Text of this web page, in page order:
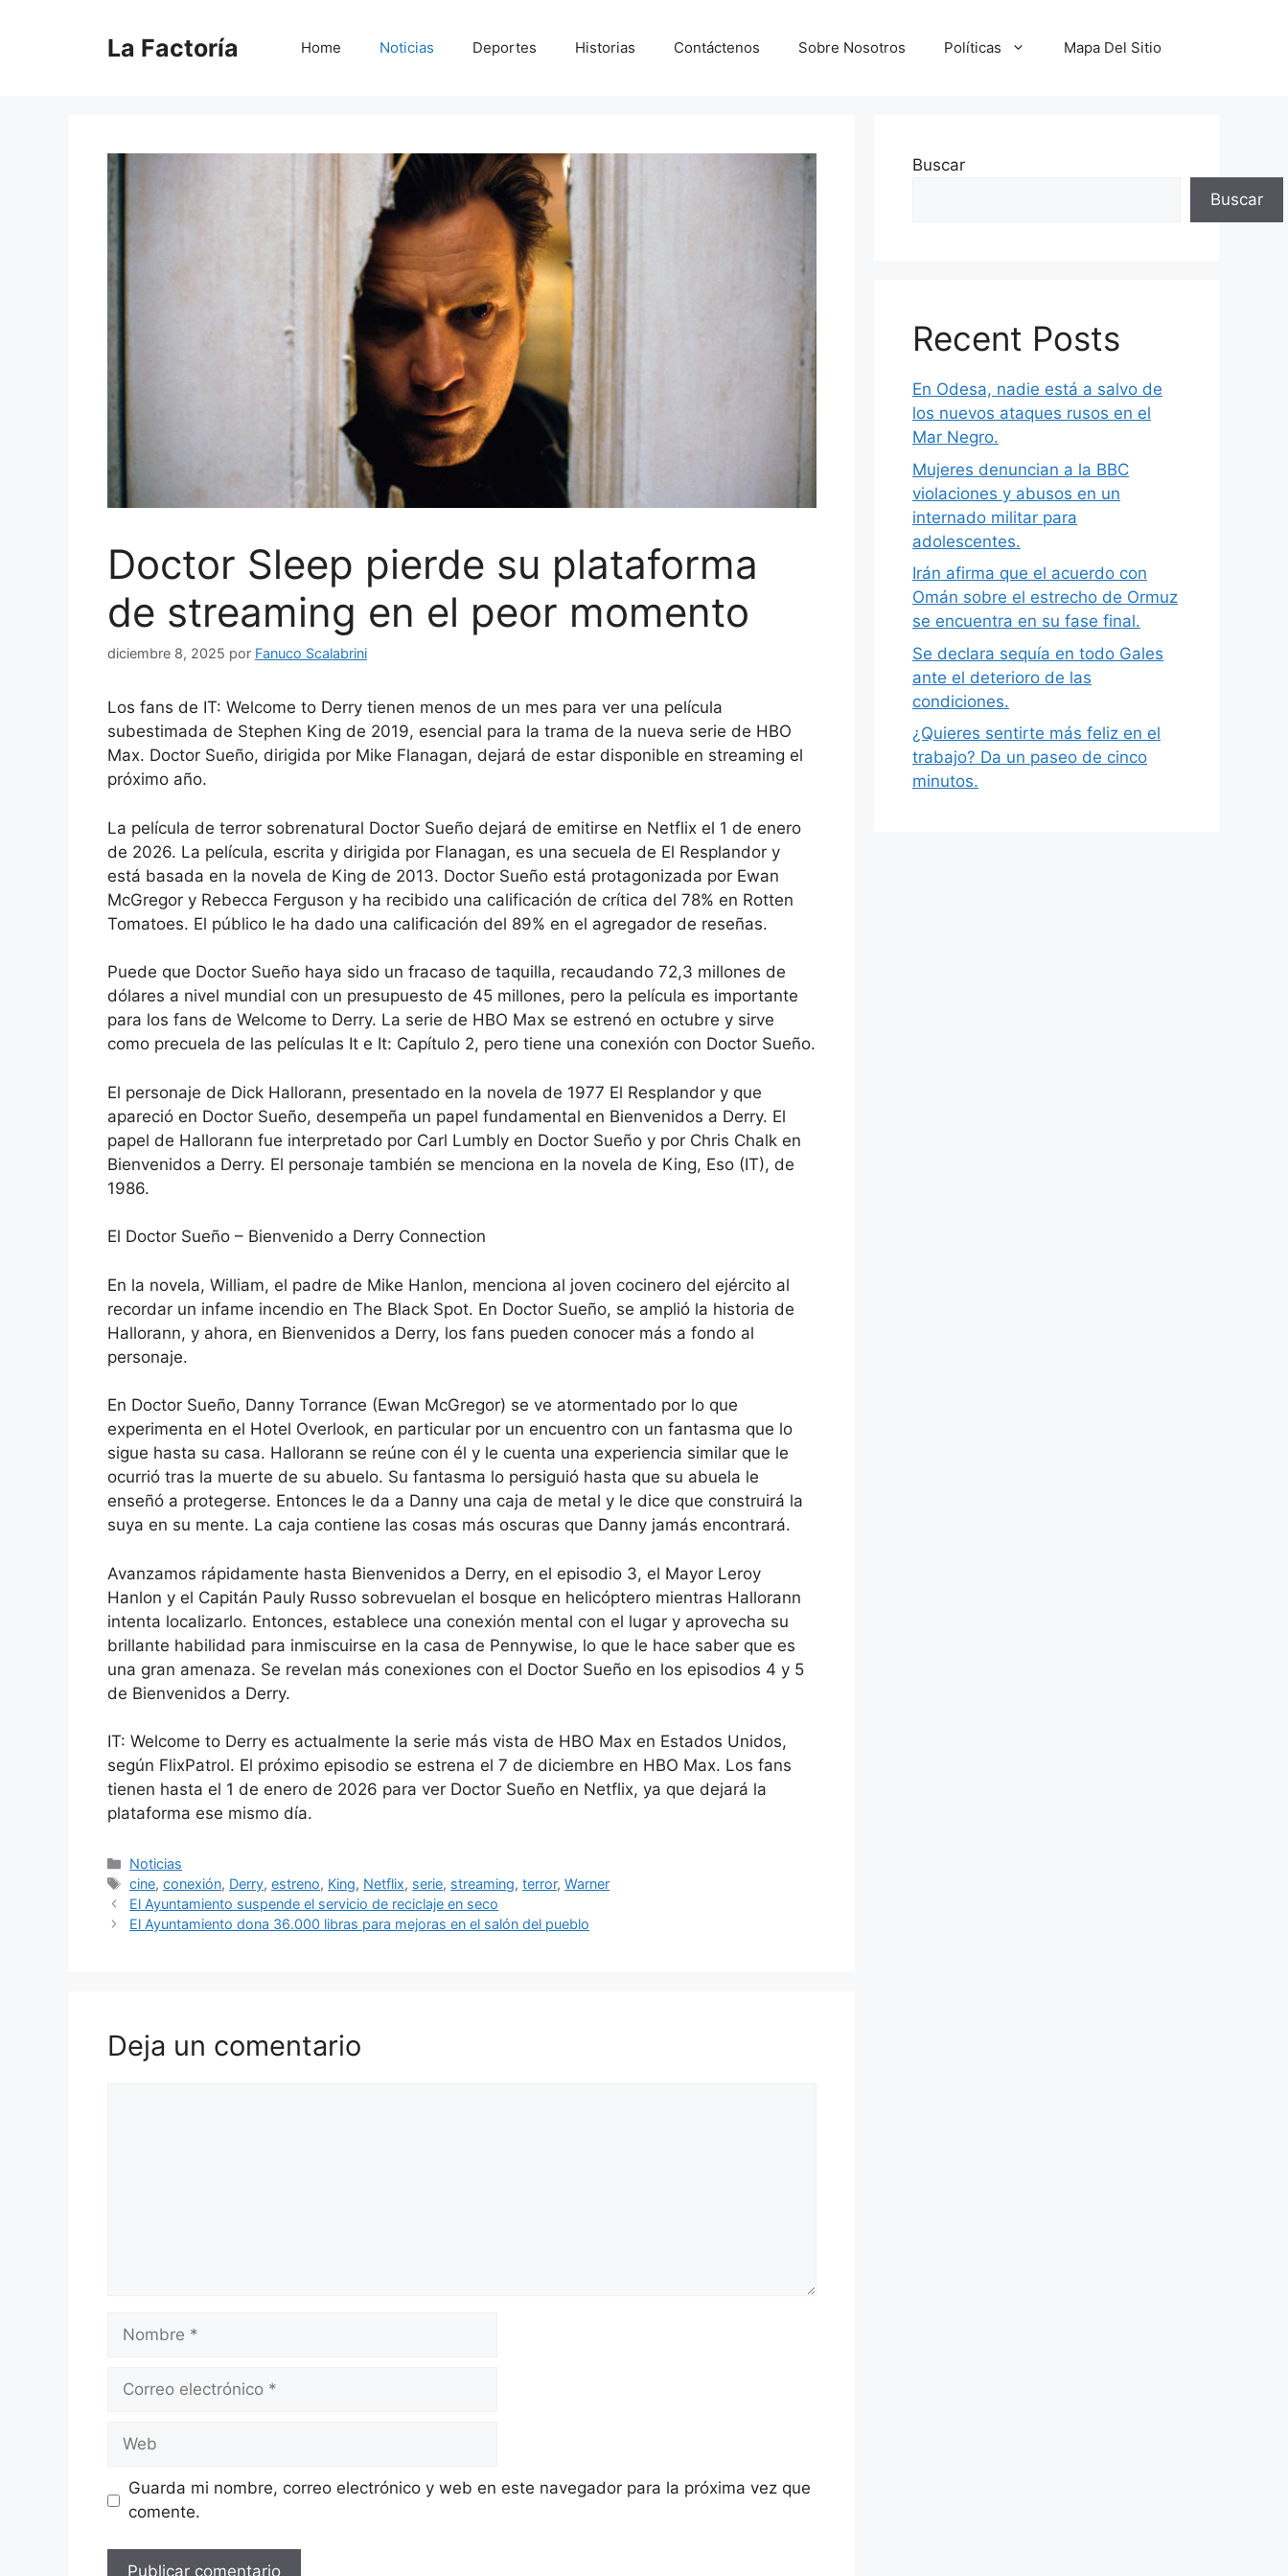
La Factoría Home Noticias Deportes Historias Contáctenos Sobre Nosotros Políticas Mapa Del Sitio
Doctor Sleep pierde su plataforma
de streaming en el peor momento
diciembre 8, 2025 por Fanuco Scalabrini
Los fans de IT: Welcome to Derry tienen menos de un mes para ver una película
subestimada de Stephen King de 2019, esencial para la trama de la nueva serie de HBO
Max. Doctor Sueño, dirigida por Mike Flanagan, dejará de estar disponible en streaming el
próximo año.
La película de terror sobrenatural Doctor Sueño dejará de emitirse en Netflix el 1 de enero
de 2026. La película, escrita y dirigida por Flanagan, es una secuela de El Resplandor y
está basada en la novela de King de 2013. Doctor Sueño está protagonizada por Ewan
McGregor y Rebecca Ferguson y ha recibido una calificación de crítica del 78% en Rotten
Tomatoes. El público le ha dado una calificación del 89% en el agregador de reseñas.
Puede que Doctor Sueño haya sido un fracaso de taquilla, recaudando 72,3 millones de
dólares a nivel mundial con un presupuesto de 45 millones, pero la película es importante
para los fans de Welcome to Derry. La serie de HBO Max se estrenó en octubre y sirve
como precuela de las películas It e It: Capítulo 2, pero tiene una conexión con Doctor Sueño.
El personaje de Dick Hallorann, presentado en la novela de 1977 El Resplandor y que
apareció en Doctor Sueño, desempeña un papel fundamental en Bienvenidos a Derry. El
papel de Hallorann fue interpretado por Carl Lumbly en Doctor Sueño y por Chris Chalk en
Bienvenidos a Derry. El personaje también se menciona en la novela de King, Eso (IT), de
1986.
El Doctor Sueño – Bienvenido a Derry Connection
En la novela, William, el padre de Mike Hanlon, menciona al joven cocinero del ejército al
recordar un infame incendio en The Black Spot. En Doctor Sueño, se amplió la historia de
Hallorann, y ahora, en Bienvenidos a Derry, los fans pueden conocer más a fondo al
personaje.
En Doctor Sueño, Danny Torrance (Ewan McGregor) se ve atormentado por lo que
experimenta en el Hotel Overlook, en particular por un encuentro con un fantasma que lo
sigue hasta su casa. Hallorann se reúne con él y le cuenta una experiencia similar que le
ocurrió tras la muerte de su abuelo. Su fantasma lo persiguió hasta que su abuela le
enseñó a protegerse. Entonces le da a Danny una caja de metal y le dice que construirá la
suya en su mente. La caja contiene las cosas más oscuras que Danny jamás encontrará.
Avanzamos rápidamente hasta Bienvenidos a Derry, en el episodio 3, el Mayor Leroy
Hanlon y el Capitán Pauly Russo sobrevuelan el bosque en helicóptero mientras Hallorann
intenta localizarlo. Entonces, establece una conexión mental con el lugar y aprovecha su
brillante habilidad para inmiscuirse en la casa de Pennywise, lo que le hace saber que es
una gran amenaza. Se revelan más conexiones con el Doctor Sueño en los episodios 4 y 5
de Bienvenidos a Derry.
IT: Welcome to Derry es actualmente la serie más vista de HBO Max en Estados Unidos,
según FlixPatrol. El próximo episodio se estrena el 7 de diciembre en HBO Max. Los fans
tienen hasta el 1 de enero de 2026 para ver Doctor Sueño en Netflix, ya que dejará la
plataforma ese mismo día.
Categorías
Noticias
Etiquetas
cine,conexión, Derry,estreno, King, Netflix, serie, streaming,terror,Warner
El Ayuntamiento suspende el servicio de reciclaje en seco
El Ayuntamiento dona 36.000 libras para mejoras en el salón del pueblo
Deja un comentario
Nombre
Correo
Web
Guarda mi nombre, correo electrónico y web en este navegador para la próxima vez que
comente.
Buscar
Buscar
Recent Posts
En Odesa, nadie está a salvo de
los nuevos ataques rusos en el
Mar Negro.
Mujeres denuncian a la BBC
violaciones y abusos en un
internado militar para
adolescentes.
Irán afirma que el acuerdo con
Omán sobre el estrecho de Ormuz
se encuentra en su fase final.
Se declara sequía en todo Gales
ante el deterioro de las
condiciones.
¿Quieres sentirte más feliz en el
trabajo? Da un paseo de cinco
minutos.